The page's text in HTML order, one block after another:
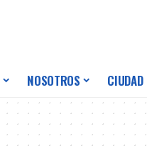
NOSOTROS CIUDAD